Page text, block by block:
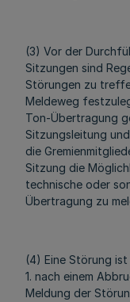
(3) Vor der
Sitzungen sind
Störungen zu
Meldeweg
Ton-Übertragung
Sitzungsleitung
die
Sitzung die
technische oder
Übertragung zu
(4) Eine Störung
1. nach einem
Meldung der